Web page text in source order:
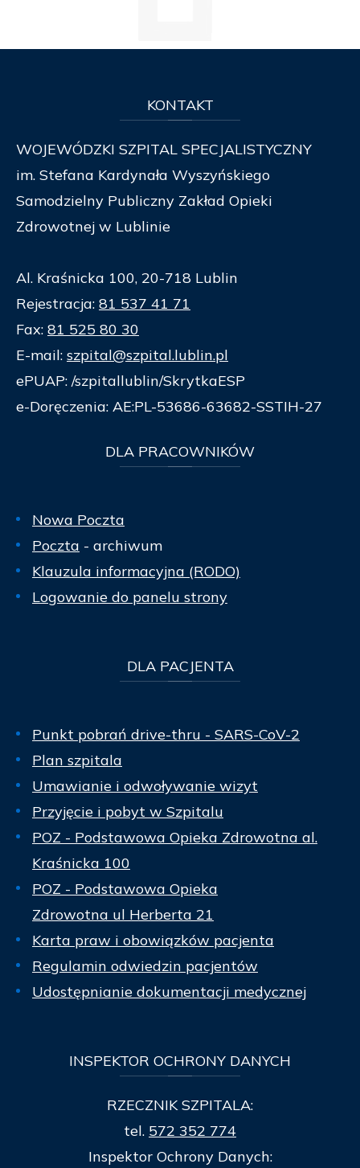
KONTAKT
WOJEWÓDZKI SZPITAL SPECJALISTYCZNY
im. Stefana Kardynała Wyszyńskiego
Samodzielny Publiczny Zakład Opieki
Zdrowotnej w Lublinie
Al. Kraśnicka 100, 20-718 Lublin
Rejestracja: 81 537 41 71
Fax: 81 525 80 30
E-mail: szpital@szpital.lublin.pl
ePUAP: /szpitallublin/SkrytkaESP
e-Doręczenia: AE:PL-53686-63682-SSTIH-27
DLA PRACOWNIKÓW
Nowa Poczta
Poczta - archiwum
Klauzula informacyjna (RODO)
Logowanie do panelu strony
DLAPACJENTA
Punkt pobrań drive-thru - SARS-CoV-2
Plan szpitala
Umawianie i odwoływanie wizyt
Przyjęcie i pobyt w Szpitalu
POZ - Podstawowa Opieka Zdrowotna al.
Kraśnicka 100
POZ - Podstawowa Opieka
Zdrowotna ul Herberta 21
Karta praw i obowiązków pacjenta
Regulamin odwiedzin pacjentów
Udostępnianie dokumentacji medycznej
INSPEKTOR OCHRONY DANYCH
RZECZNIK SZPITALA:
tel. 572 352 774
Inspektor Ochrony Danych: